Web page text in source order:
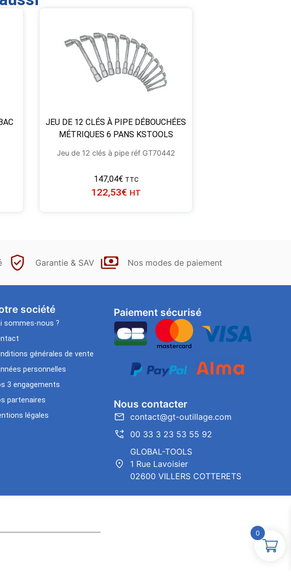
JEU DE 12 CLÉS À PIPE DÉBOUCHÉES
MÉTRIQUES 6 PANS KSTOOLS
Jeu de 12 clés à pipe réf GT70442
147,04€ TTC
122,53€ HT
Garantie & SAV Nos modes de paiement
société
sommes-nous ?
générales de vente
personnelles
3 engagements
partenaires
légales
Paiement sécurisé
Nous contacter
contact@gt-outillage.com
00 33 3 23 53 55 92
GLOBAL-TOOLS
1 Rue Lavoisier
02600 VILLERS COTTERETS
0